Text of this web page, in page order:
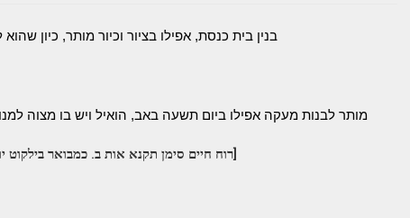
בנין בית כנסת, אפילו בציור וכיור מותר, כיון
מותר לבנות מעקה אפילו ביום תשעה באב, הואיל ויש בו מצוה
[רוח חיים סימן תקנא אות ב. כמבואר